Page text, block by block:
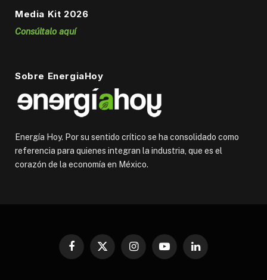
Media Kit 2026
Consúltalo aquí
Sobre EnergiaHoy
Energía Hoy. Por su sentido crítico se ha consolidado como
referencia para quienes integran la industria, que es el
corazón de la economía en México.
Facebook
X
InstagramYouTubeLinkedIn